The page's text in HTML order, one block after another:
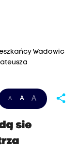
Wadowic
A A A share
sie